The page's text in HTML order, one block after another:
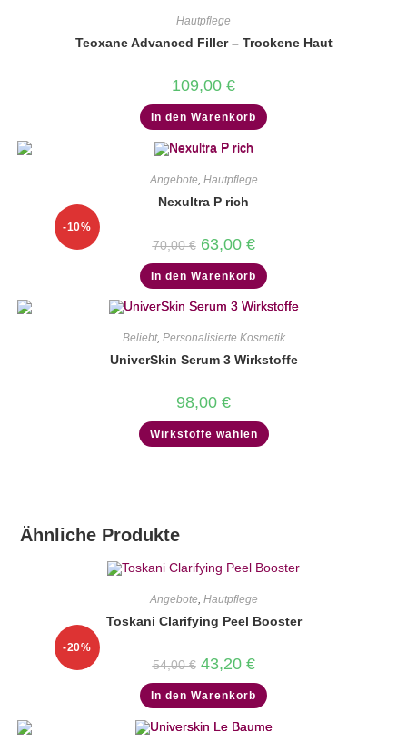
Hautpflege
Teoxane Advanced Filler – Trockene Haut
109,00 €
In den Warenkorb
-10%
Angebote Hautpflege
Nexultra P rich
70,00€ Ursprünglicher
Preis
war:
70,00 €
63,00 €Aktueller
Preis
ist:
63,00 €.
In den Warenkorb
Beliebt, Personalisierte Kosmetik
UniverSkin Serum 3 Wirkstoffe
98,00 €
Wirkstoffe wählen
Ähnliche Produkte
-20%
Angebote, Hautpflege
Toskani Clarifying Peel Booster
54,00€ Ursprünglicher
Preis
war:
54,00 €
43,20 €Aktueller
Preis
ist:
43,20 €.
In den Warenkorb